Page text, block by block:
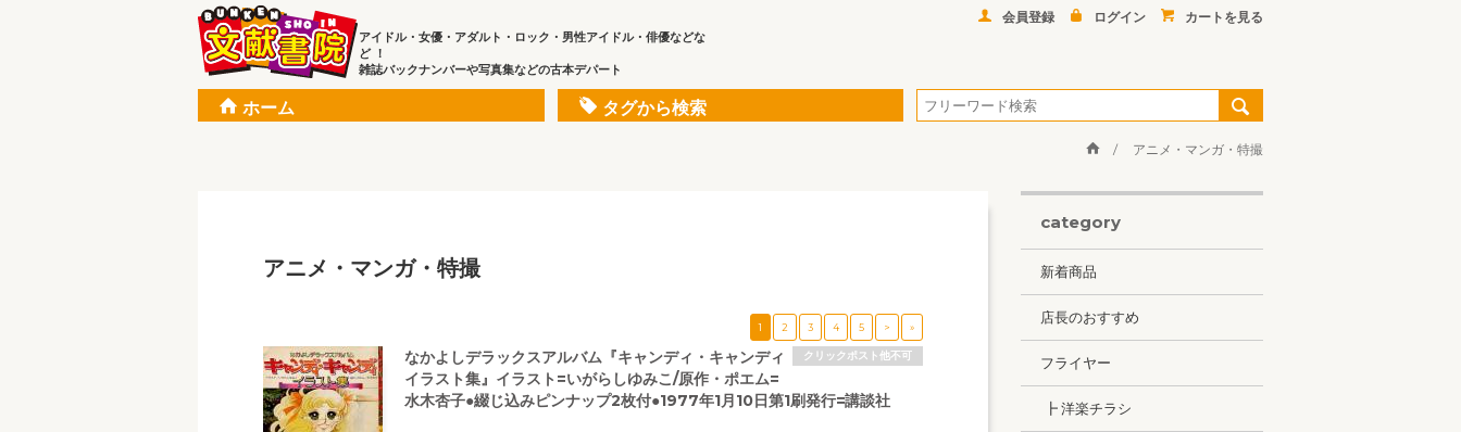
アイドル・女優・アダルト・ロック・男性アイドル・俳優などな
ど ！
雑誌バックナンバーや写真集などの古本デパート
会員登録 ログイン カートを見る
ホーム タグから検索
アニメ・マンガ・特撮
アニメ・マンガ・特撮
1 2 3 4 5 > »
クリックポスト他不可
なかよしデラックスアルバム『キャンディ・キャンディ
イラスト集』イラスト=いがらしゆみこ/原作・ポエム=
水木杏子●綴じ込みピンナップ2枚付●1977年1月10日第1刷発行=講談社
category
新着商品
店長のおすすめ
フライヤー
┣ 洋楽チラシ